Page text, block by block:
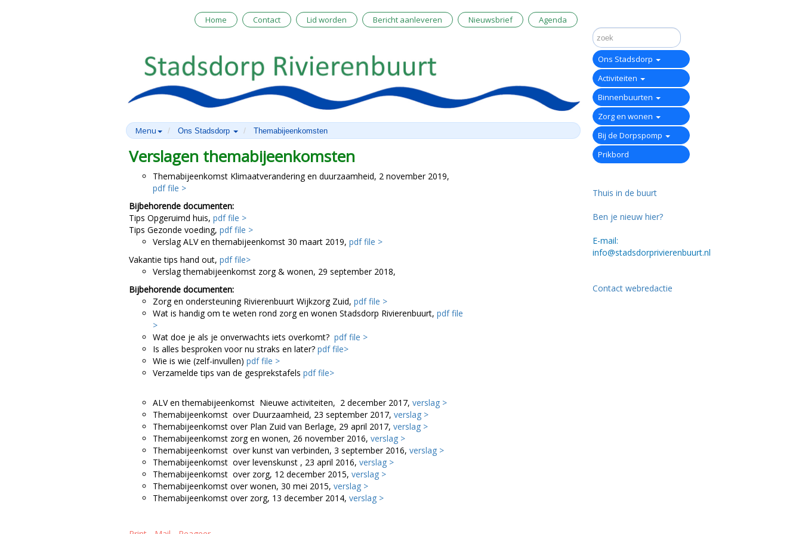
Home Contact Lid worden Bericht aanleveren Nieuwsbrief Agenda
Menu Ons Stadsdorp Themabijeenkomsten
Verslagen themabijeenkomsten
Themabijeenkomst Klimaatverandering en duurzaamheid, 2 november 2019,
pdf file >
Bijbehorende documenten:
Tips Opgeruimd huis, pdf file >
Tips Gezonde voeding, pdf file >
Verslag ALV en themabijeenkomst 30 maart 2019, pdf file >
Vakantie tips hand out, pdf file>
Verslag themabijeenkomst zorg & wonen, 29 september 2018,
Bijbehorende documenten:
Zorg en ondersteuning Rivierenbuurt Wijkzorg Zuid, pdf file >
Wat is handig om te weten rond zorg en wonen Stadsdorp Rivierenbuurt, pdf file
>
Wat doe je als je onverwachts iets overkomt? pdf file >
Is alles besproken voor nu straks en later? pdf file>
Wie is wie (zelf-invullen) pdf file >
Verzamelde tips van de gesprekstafels pdf file>
ALV en themabijeenkomst Nieuwe activiteiten, 2 december 2017, verslag >
Themabijeenkomst over Duurzaamheid, 23 september 2017, verslag >
Themabijeenkomst over Plan Zuid van Berlage, 29 april 2017, verslag >
Themabijeenkomst zorg en wonen, 26 november 2016, verslag >
Themabijeenkomst over kunst van verbinden, 3 september 2016, verslag >
Themabijeenkomst over levenskunst , 23 april 2016, verslag >
Themabijeenkomst over zorg, 12 december 2015, verslag >
Themabijeenkomst over wonen, 30 mei 2015, verslag >
Themabijeenkomst over zorg, 13 december 2014, verslag >
Ons Stadsdorp
Activiteiten
Binnenbuurten
Zorg en wonen
Bij de Dorpspomp
Prikbord
Thuis in de buurt
Ben je nieuw hier?
E-mail:
info@stadsdorprivierenbuurt.nl
Contact webredactie